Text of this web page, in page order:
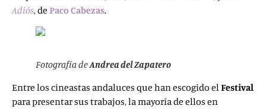
Adiós, de Paco Cabezas.
Fotografía deAndrea del Zapatero
Entre los cineastas andaluces que han escogido elFestival
para presentar sus trabajos, la mayoría de ellos en